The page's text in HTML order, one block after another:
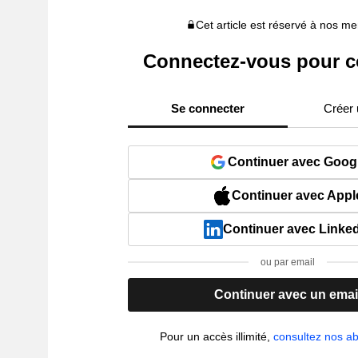
Cet article est réservé à nos
Connectez-vous pour
Se connecter Créer
Continuer avec
Continuer avec
Continuer avec
ou par email
Continuer avec un email
Pour un accès illimité,consultez nos